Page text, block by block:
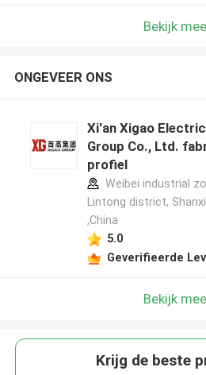
Bekijk
ONGEVEER ONS
Xi'an Xigao
Group Co., Ltd.
profiel
Weibei industrial
Lintong district,
,China
5.0
Geverifieerde
Bekijk
Krijg de beste